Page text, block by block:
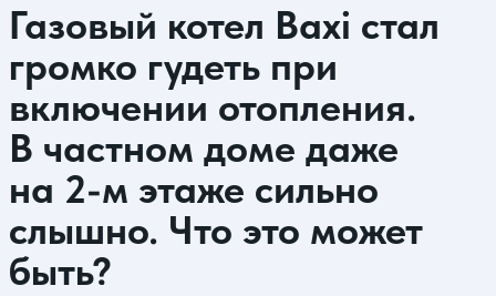
Газовый котел Baxi стал
громко гудеть при
включении отопления.
В частном доме даже
на 2-м этаже сильно
слышно. Что это может
быть?